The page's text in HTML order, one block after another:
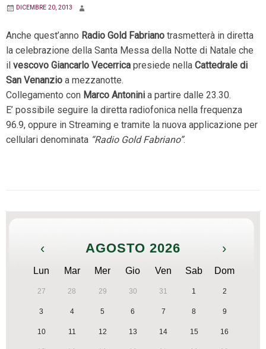
DICEMBRE 20, 2013
Anche quest’anno Radio Gold Fabriano trasmetterà in diretta
la celebrazione della Santa Messa della Notte di Natale che
il vescovo Giancarlo Vecerrica presiede nella Cattedrale di
San Venanzio a mezzanotte.
Collegamento con Marco Antonini a partire dalle 23.30.
E’ possibile seguire la diretta radiofonica nella frequenza
96.9, oppure in Streaming e tramite la nuova applicazione per
cellulari denominata “Radio Gold Fabriano”.
‹ AGOSTO 2026 ›
Lun Mar Mer Gio Ven Sab Dom
27 28 29 30 31 1 2
3 4 5 6 7 8 9
10 11 12 13 14 15 16